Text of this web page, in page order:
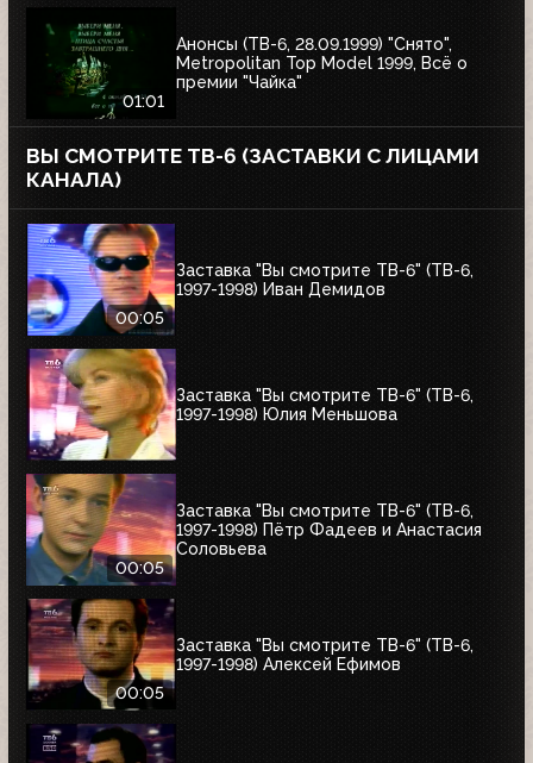
01:01
Анонсы (ТВ-6, 28.09.1999) "Снято",
Metropolitan Top Model 1999, Всё о
премии "Чайка"
ВЫ СМОТРИТЕ ТВ-6 (ЗАСТАВКИ С ЛИЦАМИ
КАНАЛА)
00:05
Заставка "Вы смотрите ТВ-6" (ТВ-6,
1997-1998) Иван Демидов
Заставка "Вы смотрите ТВ-6" (ТВ-6,
1997-1998) Юлия Меньшова
00:05
Заставка "Вы смотрите ТВ-6" (ТВ-6,
1997-1998) Пётр Фадеев и Анастасия
Соловьева
00:05
Заставка "Вы смотрите ТВ-6" (ТВ-6,
1997-1998) Алексей Ефимов